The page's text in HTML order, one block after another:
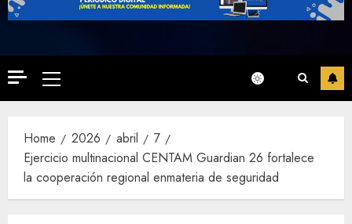
Primary
Menu
Home 2026 abril
7
Ejercicio multinacional CENTAM Guardian 26 fortalece
la cooperación regional enmateria de seguridad